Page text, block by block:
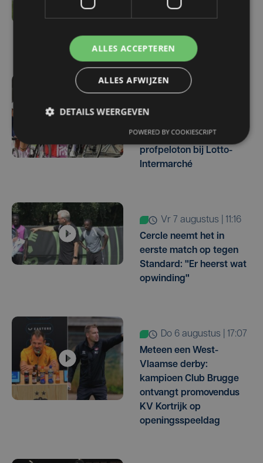
tegen Racing Genk:
ambitie beperken?"
vr 7 augustus | 16:10
West-Vlamingen Victor
Donie zetten stap naar
profpeloton bij Lotto-
Intermarché
vr 7 augustus | 11:16
Cercle neemt het in
eerste match op tegen
Standard: "Er heerst wat
opwinding"
do 6 augustus | 17:07
Meteen een West-
Vlaamse derby:
kampioen Club Brugge
ontvangt promovendus
KV Kortrijk op
openingsspeeldag
ALLES ACCEPTEREN
ALLES AFWIJZEN
DETAILS WEERGEVEN
POWERED BY COOKIESCRIPT